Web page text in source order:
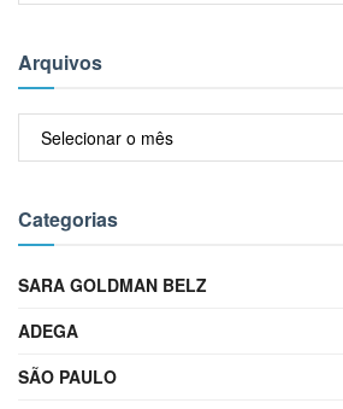
Arquivos
Arquivos
Categorias
SARA GOLDMAN BELZ
ADEGA
SÃO PAULO